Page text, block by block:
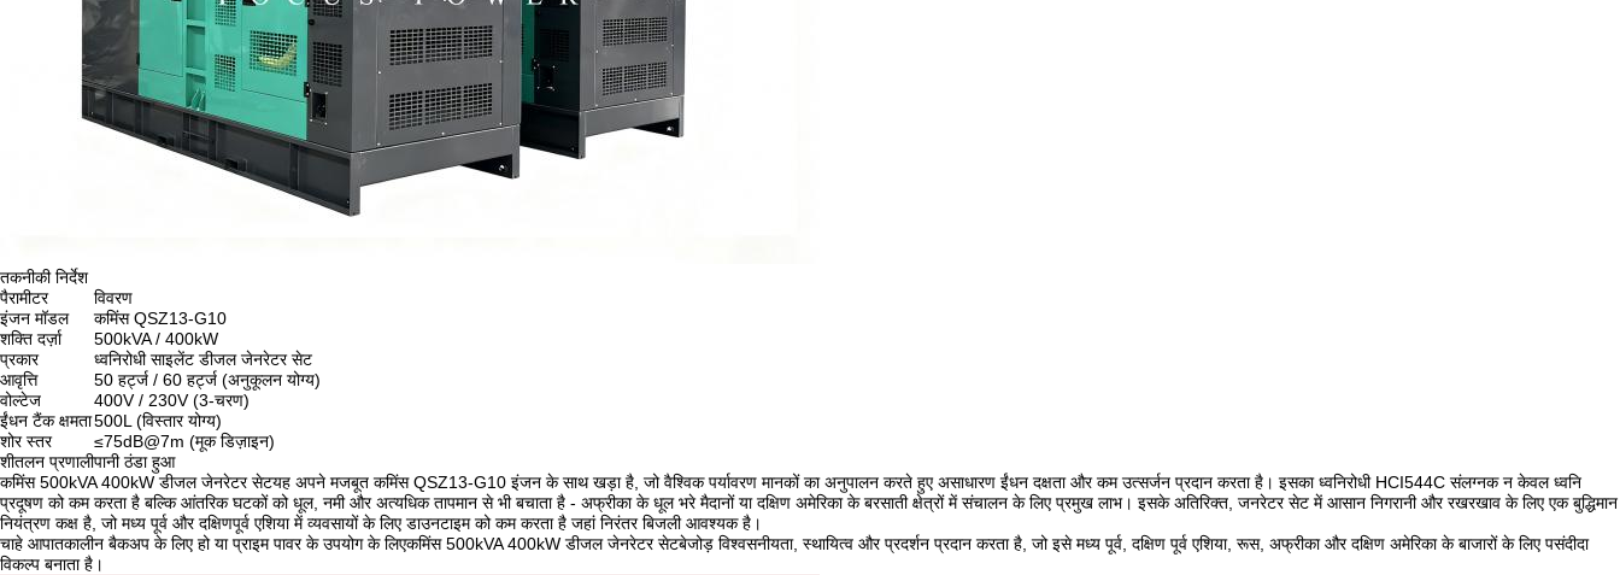
तकनीकी निर्देश
पैरामीटर
विवरण
इंजन मॉडल
कमिंस QSZ13-G10
शक्ति दर्ज़ा
500kVA / 400kW
प्रकार
ध्वनिरोधी साइलेंट डीजल जेनरेटर सेट
आवृत्ति
50 हर्ट्ज / 60 हर्ट्ज (अनुकूलन योग्य)
वोल्टेज
400V / 230V (3-चरण)
ईंधन टैंक क्षमता500L (विस्तार योग्य)
शोर स्तर
≤75dB@7m (मूक डिज़ाइन)
शीतलन प्रणालीपानी ठंडा हुआ
कमिंस 500kVA 400kW डीजल जेनरेटर सेटयह अपने मजबूत कमिंस QSZ13-G10 इंजन के साथ खड़ा है, जो वैश्विक पर्यावरण मानकों का अनुपालन करते हुए असाधारण ईंधन दक्षता और कम उत्सर्जन प्रदान करता है। इसका ध्वनिरोधी HCI544C संलग्नक न केवल ध्वनि
प्रदूषण को कम करता है बल्कि आंतरिक घटकों को धूल, नमी और अत्यधिक तापमान से भी बचाता है - अफ्रीका के धूल भरे मैदानों या दक्षिण अमेरिका के बरसाती क्षेत्रों में संचालन के लिए प्रमुख लाभ। इसके अतिरिक्त, जनरेटर सेट में आसान निगरानी और रखरखाव के लिए एक बुद्धिमान
नियंत्रण कक्ष है, जो मध्य पूर्व और दक्षिणपूर्व एशिया में व्यवसायों के लिए डाउनटाइम को कम करता है जहां निरंतर बिजली आवश्यक है।
चाहे आपातकालीन बैकअप के लिए हो या प्राइम पावर के उपयोग के लिएकमिंस 500kVA 400kW डीजल जेनरेटर सेटबेजोड़ विश्वसनीयता, स्थायित्व और प्रदर्शन प्रदान करता है, जो इसे मध्य पूर्व, दक्षिण पूर्व एशिया, रूस, अफ्रीका और दक्षिण अमेरिका के बाजारों के लिए पसंदीदा
विकल्प बनाता है।